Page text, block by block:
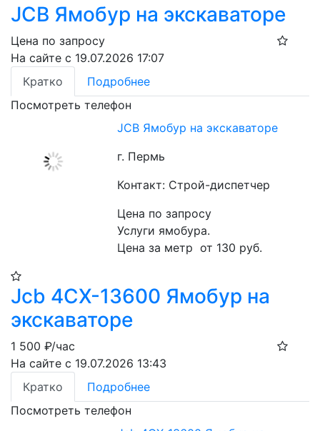
JCB Ямобур на экскаваторе
Цена по запросу
На сайте с 19.07.2026 17:07
Кратко
Подробнее
Посмотреть телефон
JCB Ямобур на экскаваторе
г. Пермь
Контакт: Строй-диспетчер
Цена по запросу
Услуги ямобура.
Цена за метр  от 130 руб.
Jcb 4CX-13600 Ямобур на
экскаваторе
1 500 ₽/час
На сайте с 19.07.2026 13:43
Кратко
Подробнее
Посмотреть телефон